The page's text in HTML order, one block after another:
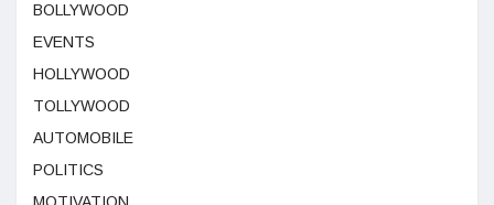
BOLLYWOOD
EVENTS
HOLLYWOOD
TOLLYWOOD
AUTOMOBILE
POLITICS